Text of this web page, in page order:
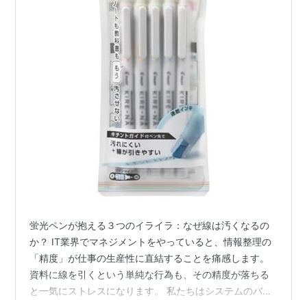
蛍光ペンが抱える３つのイライラ：なぜ線は汚くなるの
か？ IT業界でマネジメントをやっていると、情報整理の
「精度」が仕事の生産性に直結することを痛感します。
資料に線を引くという単純な行為も、その精度が落ちる
と一気にストレスになります。 私たちはシステムのバグ